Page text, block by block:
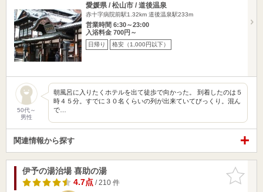
愛媛県 / 松山市 / 道後温泉
赤十字病院前駅1.32km 道後温泉駅233m
営業時間 6:30～23:00
入浴料金 700円～
日帰り 格安（1,000円以下）
50代～
男性
朝風呂に入りたくホテルを出て徒歩で向かった。 到着したのは５
時４５分。すでに３０名くらいの列が出来ていてびっくり。混ん
で…
関連情報から探す
お気に入
りに追加
伊予の湯治場 喜助の湯
4.7点/ 210 件